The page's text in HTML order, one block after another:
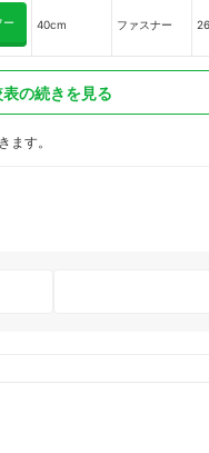
ー 40cm ファスナー
表の続きを見る
ます。